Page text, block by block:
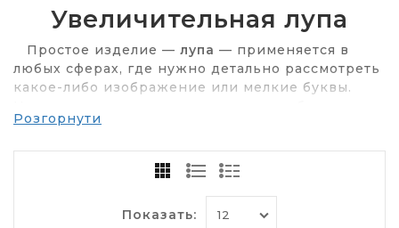
Увеличительная лупа
Простое изделие — лупа — применяется в
любых сферах, где нужно детально рассмотреть
какое-либо изображение или мелкие буквы.
мелким шрифтом, и прочитать такой текст без
Определенный род занятий может быть связан
с мелкими объектами:
филателия (коллекционирование марок);
Розгорнути
Показать: